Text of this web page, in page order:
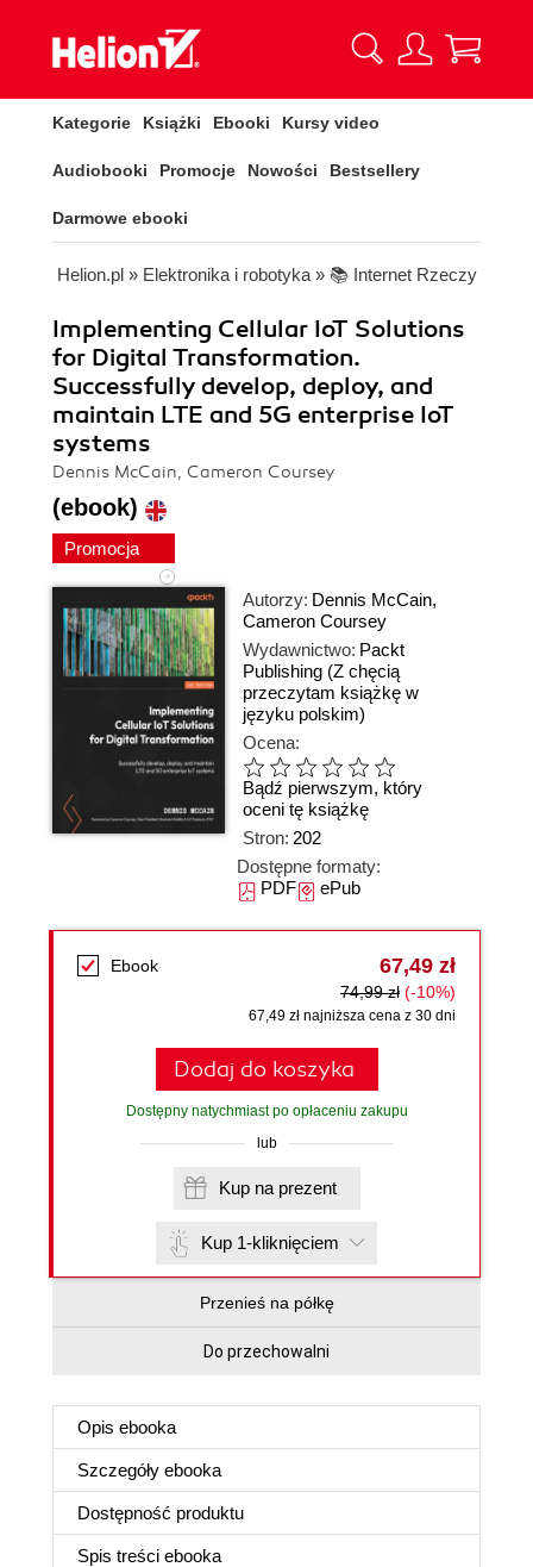
Kategorie Książki Ebooki Kursy video
Audiobooki Promocje Nowości Bestsellery
Darmowe ebooki
Helion.pl » Elektronika i robotyka » 📚 Internet Rzeczy
Implementing Cellular IoT Solutions
for Digital Transformation.
Successfully develop, deploy, and
maintain LTE and 5G enterprise IoT
systems
Dennis McCain, Cameron Coursey
(ebook)
Promocja
Autorzy: Dennis McCain,
Cameron Coursey
Wydawnictwo: Packt
Publishing (Z chęcią
przeczytam książkę w
języku polskim)
Ocena:
Bądź pierwszym, który
oceni tę książkę
Stron: 202
Dostępne formaty:
PDFePub
Ebook 67,49 zł
74,99 zł (-10%)
67,49 zł najniższa cena z 30 dni
Dodaj do koszyka
Dostępny natychmiast po opłaceniu zakupu
lub
Kup na prezent
Kup 1-kliknięciem
Przenieś na półkę
Do przechowalni
Opis ebooka
Szczegóły ebooka
Dostępność produktu
Spis treści ebooka